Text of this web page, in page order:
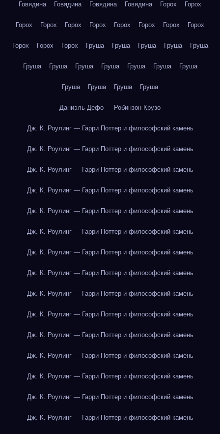
Говядина Говядина Говядина Говядина Горох Горох
Горох Горох Горох Горох Горох Горох Горох Горох
Горох Горох Горох Груша Груша Груша Груша Груша
Груша Груша Груша Груша Груша Груша Груша
Груша Груша Груша Груша
Даниэль Дефо — Робинзон Крузо
Дж. К. Роулинг — Гарри Поттер и философский камень
Дж. К. Роулинг — Гарри Поттер и философский камень
Дж. К. Роулинг — Гарри Поттер и философский камень
Дж. К. Роулинг — Гарри Поттер и философский камень
Дж. К. Роулинг — Гарри Поттер и философский камень
Дж. К. Роулинг — Гарри Поттер и философский камень
Дж. К. Роулинг — Гарри Поттер и философский камень
Дж. К. Роулинг — Гарри Поттер и философский камень
Дж. К. Роулинг — Гарри Поттер и философский камень
Дж. К. Роулинг — Гарри Поттер и философский камень
Дж. К. Роулинг — Гарри Поттер и философский камень
Дж. К. Роулинг — Гарри Поттер и философский камень
Дж. К. Роулинг — Гарри Поттер и философский камень
Дж. К. Роулинг — Гарри Поттер и философский камень
Дж. К. Роулинг — Гарри Поттер и философский камень